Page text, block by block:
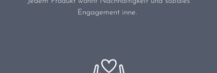
Engagement inne.